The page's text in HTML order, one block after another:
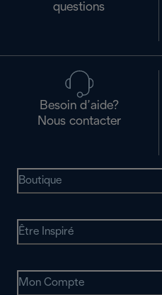
questions
Besoin d’aide?
Nous contacter
Boutique
Être Inspiré
Mon Compte